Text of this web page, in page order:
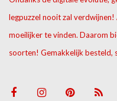
legpuzzel nooit zal verdwijnen!
moeilijker te vinden. Daarom
soorten! Gemakkelijk besteld,